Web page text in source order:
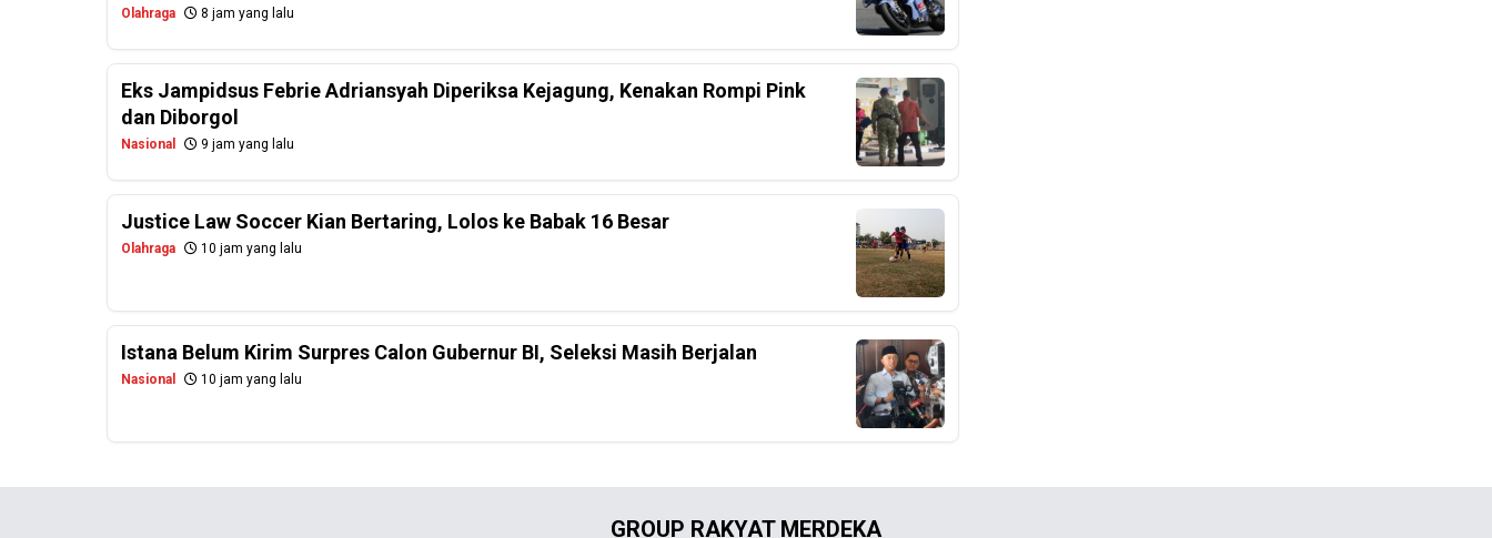
Olahraga 8 jam yang lalu
Eks Jampidsus Febrie Adriansyah Diperiksa Kejagung, Kenakan Rompi Pink
dan Diborgol
Nasional 9 jam yang lalu
Justice Law Soccer Kian Bertaring, Lolos ke Babak 16 Besar
Olahraga 10 jam yang lalu
Istana Belum Kirim Surpres Calon Gubernur BI, Seleksi Masih Berjalan
Nasional 10 jam yang lalu
GROUP RAKYAT MERDEKA